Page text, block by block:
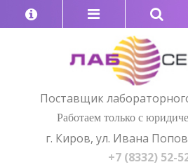
Поставщик
Работаем только с
г. Киров, ул. Ивана
+7 (8332) 52-